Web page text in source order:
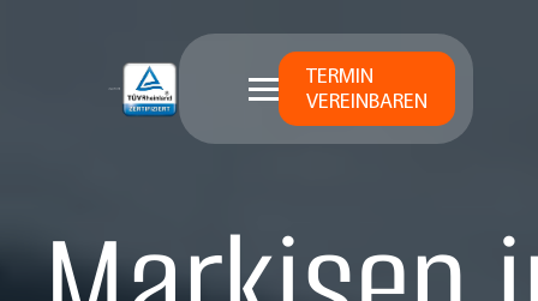
TERMIN
VEREINBAREN